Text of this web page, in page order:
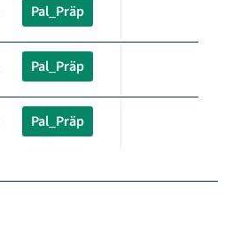
Pal_Präp
Pal_Präp
Pal_Präp